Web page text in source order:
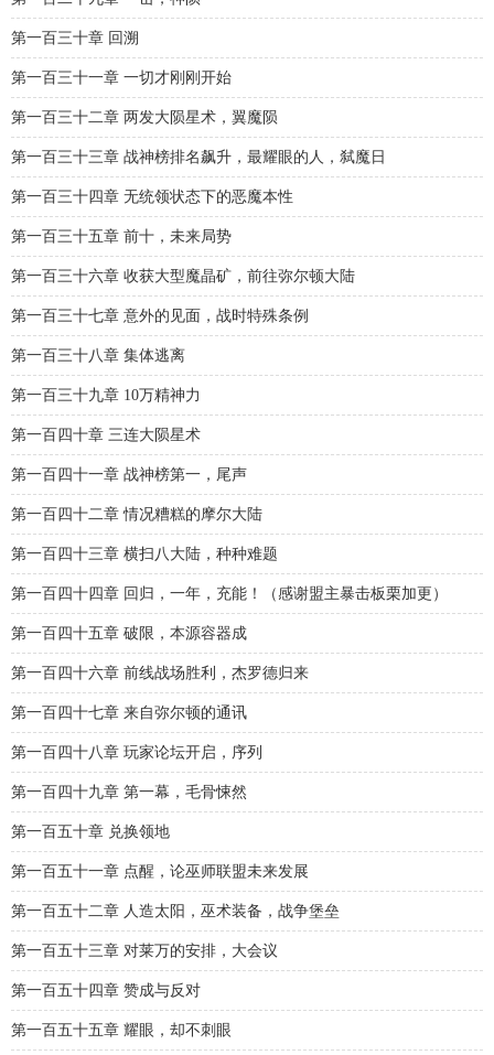
第一百三十章 回溯
第一百三十一章 一切才刚刚开始
第一百三十二章 两发大陨星术，翼魔陨
第一百三十三章 战神榜排名飙升，最耀眼的人，弑魔日
第一百三十四章 无统领状态下的恶魔本性
第一百三十五章 前十，未来局势
第一百三十六章 收获大型魔晶矿，前往弥尔顿大陆
第一百三十七章 意外的见面，战时特殊条例
第一百三十八章 集体逃离
第一百三十九章 10万精神力
第一百四十章 三连大陨星术
第一百四十一章 战神榜第一，尾声
第一百四十二章 情况糟糕的摩尔大陆
第一百四十三章 横扫八大陆，种种难题
第一百四十四章 回归，一年，充能！（感谢盟主暴击板栗加更）
第一百四十五章 破限，本源容器成
第一百四十六章 前线战场胜利，杰罗德归来
第一百四十七章 来自弥尔顿的通讯
第一百四十八章 玩家论坛开启，序列
第一百四十九章 第一幕，毛骨悚然
第一百五十章 兑换领地
第一百五十一章 点醒，论巫师联盟未来发展
第一百五十二章 人造太阳，巫术装备，战争堡垒
第一百五十三章 对莱万的安排，大会议
第一百五十四章 赞成与反对
第一百五十五章 耀眼，却不刺眼